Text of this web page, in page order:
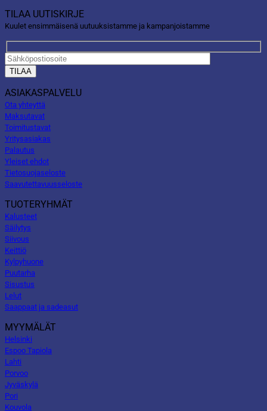
TILAA UUTISKIRJE
Kuulet ensimmäisenä uutuuksistamme ja kampanjoistamme
ASIAKASPALVELU
Ota yhteyttä
Maksutavat
Toimitustavat
Yritysasiakas
Palautus
Yleiset ehdot
Tietosuojaseloste
Saavutettavuusseloste
TUOTERYHMÄT
Kalusteet
Säilytys
Siivous
Keittiö
Kylpyhuone
Puutarha
Sisustus
Lelut
Saappaat ja sadeasut
MYYMÄLÄT
Helsinki
Espoo Tapiola
Lahti
Porvoo
Jyväskylä
Pori
Kouvola